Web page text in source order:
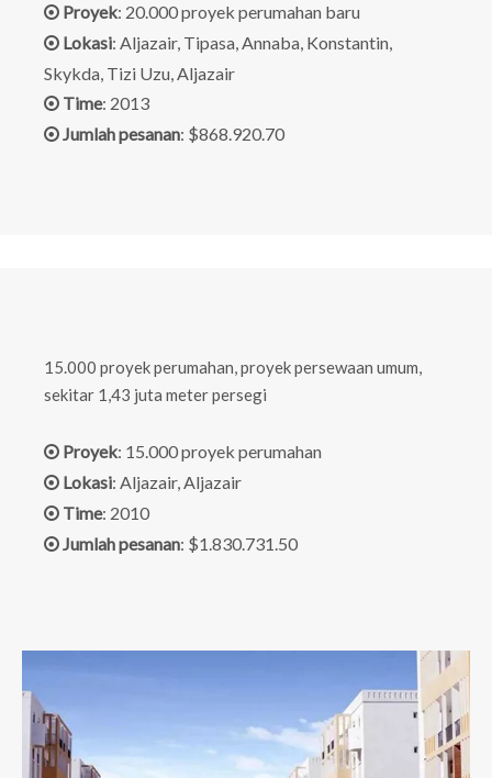
 Proyek: 20.000 proyek perumahan baru
 Lokasi: Aljazair, Tipasa, Annaba, Konstantin,
Skykda, Tizi Uzu, Aljazair
 Time: 2013
Jumlah pesanan: $868.920.70
15.000 proyek perumahan, proyek persewaan umum,
sekitar 1,43 juta meter persegi
 Proyek: 15.000 proyek perumahan
 Lokasi: Aljazair, Aljazair
 Time: 2010
Jumlah pesanan: $1.830.731.50